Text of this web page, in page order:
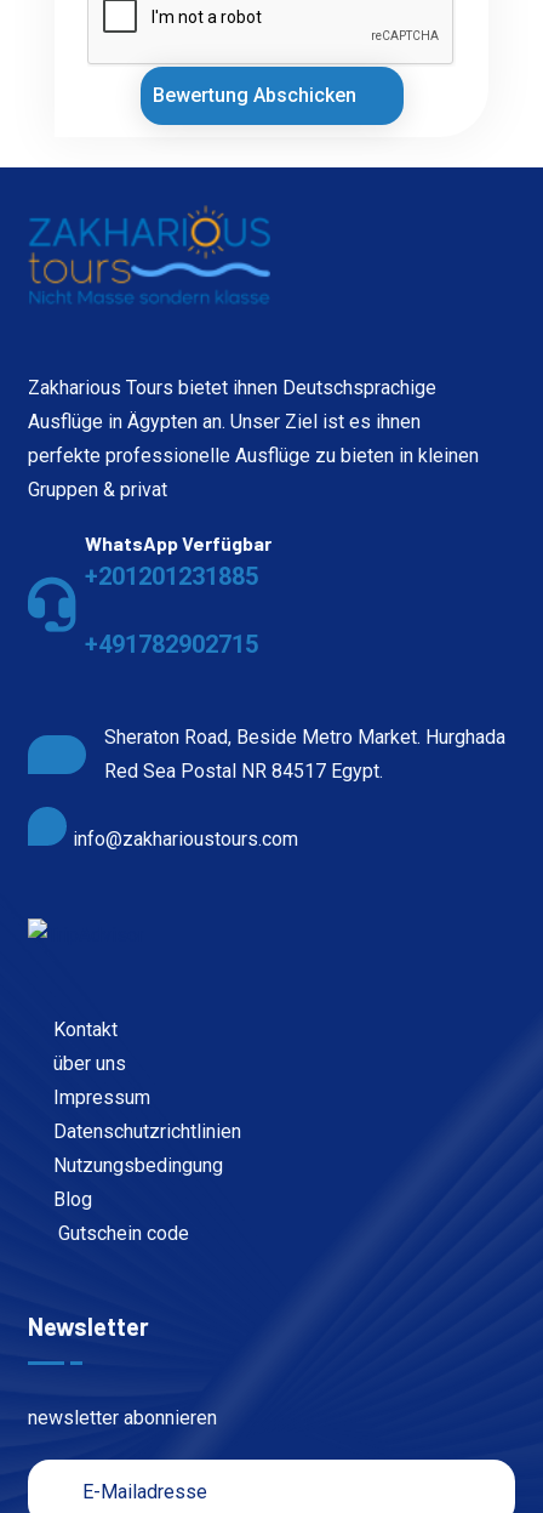
Bewertung Abschicken
Zakharious Tours bietet ihnen Deutschsprachige
Ausflüge in Ägypten an. Unser Ziel ist es ihnen
perfekte professionelle Ausflüge zu bieten in kleinen
Gruppen & privat
WhatsApp Verfügbar
+201201231885
+491782902715
Sheraton Road, Beside Metro Market. Hurghada
Red Sea Postal NR 84517 Egypt.
info@zakharioustours.com
Kontakt
über uns
Impressum
Datenschutzrichtlinien
Nutzungsbedingung
Blog
Gutschein code
Newsletter
newsletter abonnieren